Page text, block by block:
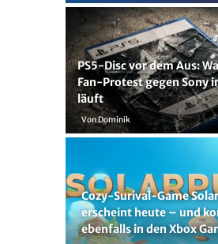
PS5-Disc vor dem Aus:
Fan-Protest gegen Sony
läuft
Von Dominik
Cozy-Surival-Game
erscheint heute – und
ebenfalls in den Xbox